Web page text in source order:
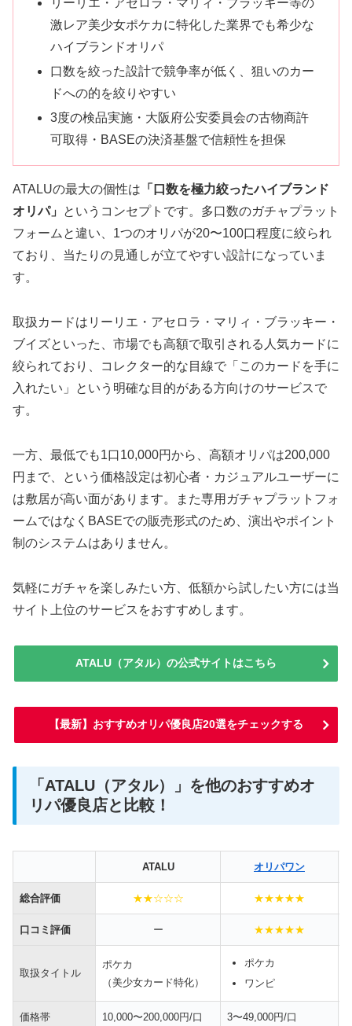
激レア美少女ポケカに特化した業界でも希少な
ハイブランドオリパ
口数を絞った設計で競争率が低く、狙いのカー
ドへの的を絞りやすい
3度の検品実施・大阪府公安委員会の古物商許
可取得・BASEの決済基盤で信頼性を担保
ATALUの最大の個性は 「口数を極力絞ったハイブランド
オリパ」
というコンセプトです。多口数のガチャプラット
フォームと違い、1つのオリパが20〜100口程度に絞られ
ており、当たりの見通しが立てやすい設計になっていま
す。
取扱カードはリーリエ・アセロラ・マリィ・ブラッキー・
ブイズといった、市場でも高額で取引される人気カードに
絞られており、コレクター的な目線で「このカードを手に
入れたい」という明確な目的がある方向けのサービスで
す。
一方、最低でも1口10,000円から、高額オリパは200,000
円まで、という価格設定は初心者・カジュアルユーザーに
は敷居が高い面があります。また専用ガチャプラットフォ
ームではなくBASEでの販売形式のため、演出やポイント
制のシステムはありません。
気軽にガチャを楽しみたい方、低額から試したい方には当
サイト上位のサービスをおすすめします。
ATALU（アタル）の公式サイトはこちら
【最新】おすすめオリパ優良店20選をチェックする
「ATALU（アタル）」を他のおすすめオ
リパ優良店と比較！
ATALU オリパワン
総合評価 ★★☆☆☆ ★★★★★
口コミ評価 ー ★★★★★
取扱タイトル
ポケカ
（美少女カード特化）
ポケカ
ワンピ
価格帯 10,000〜200,000円/口 3〜49,000円/口